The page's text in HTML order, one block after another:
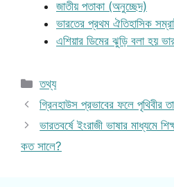
জাতীয় পতাকা (অনুচ্ছেদ)
ভারতের প্রথম ঐতিহাসিক
এশিয়ার ডিমের ঝুড়ি বলা হয়
Categories
তথ্য
গ্রিনহাউস প্রভাবের ফলে পৃথিবীর
ভারতবর্ষে ইংরাজী ভাষার মাধ্যমে
কত সালে?